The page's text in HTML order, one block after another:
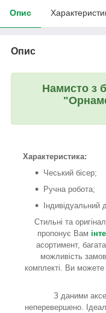
Опис
Опис
Намисто з
Характеристика:
Чеський бісер;
Ручна робота;
Індивідуальний
Стильні та
пропонує Вам
асортимент,
можливість
комплекті. Ви
З даними
неперевершено.